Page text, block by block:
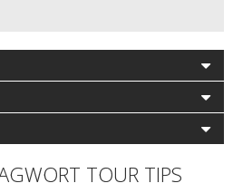
TOUR TIPS